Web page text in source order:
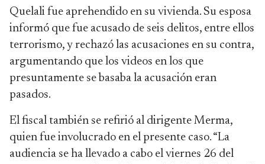
Quelali fue aprehendido en su vivienda. Su esposa
informó que fue acusado de seis delitos, entre ellos
terrorismo, y rechazó las acusaciones en su contra,
argumentando que los videos en los que
presuntamente se basaba la acusación eran
pasados.
El fiscal también se refirió al dirigente Merma,
quien fue involucrado en el presente caso. “La
audiencia se ha llevado a cabo el viernes 26 del